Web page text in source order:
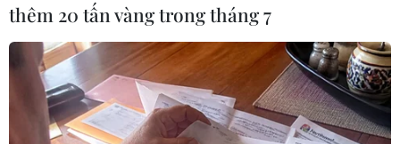
tháng Năm) đến tuần thứ 26 (đầutháng Bảy). Từ
tuần thứ 26 đến nay (tuần thứ 42), số ca bệnh
tay chân miệng theotuần tiếp tục ở mức cao
song đã thấp hơn nhiều so với giai đoạn 7 tuần
trước đó.
thêm 20 tấn vàng trong tháng 7